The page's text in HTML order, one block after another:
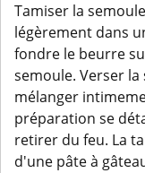
Tamiser la
légèrement dans
fondre le beurre
semoule. Verser
mélanger
préparation se
retirer du feu. La
d'une pâte à